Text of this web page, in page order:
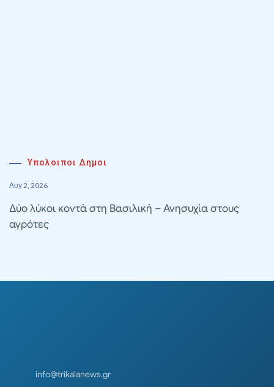
Υπολοιποι Δημοι
Αυγ 2, 2026
Δύο λύκοι κοντά στη Βασιλική – Ανησυχία στους
αγρότες
info@trikalanews.gr